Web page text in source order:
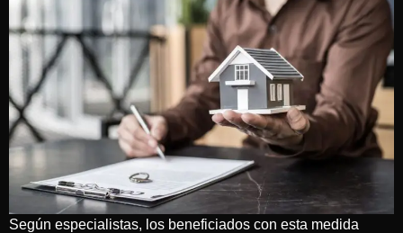
Según especialistas, los beneficiados con esta medida